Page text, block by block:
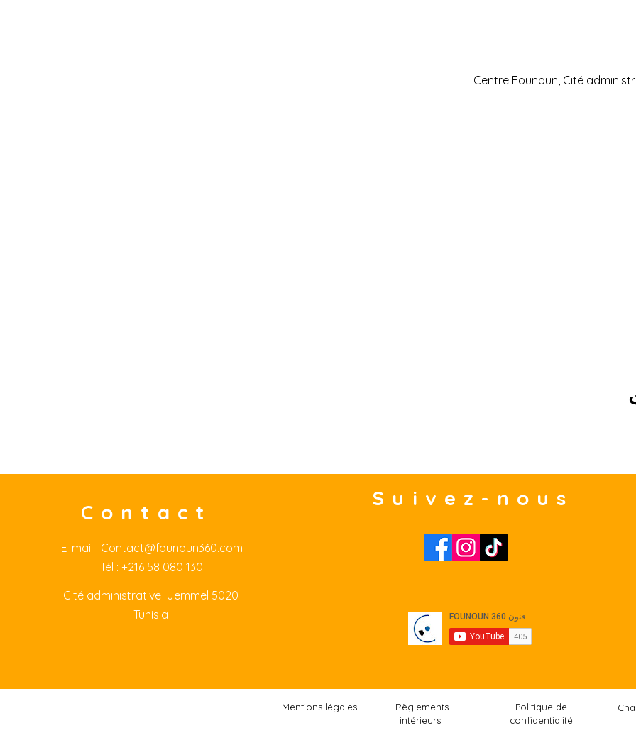
Centre Founoun, Cité
Contact
E-mail : Contact@founoun360.com
Tél : +216 58 080 130
Cité administrative Jemmel 5020
Tunisia
Suivez-nous
Mentions légales
Règlements
intérieurs
Politique de
confidentialité